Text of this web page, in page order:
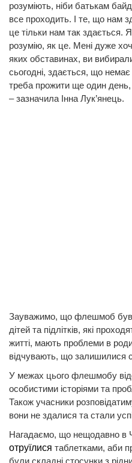
розуміють, ніби батькам
все проходить. І те, що нам
це тільки нам так здається.
розумію, як це. Мені дуже
яких обставинах, ви
сьогодні, здається, що немає
треба прожити ще один
– зазначила Інна Лук’янець.
Зауважимо, що флешмоб був
дітей та підлітків, які
житті, мають проблеми в
відчувають, що залишилися
У межах цього флешмобу
особистими історіями та
Також учасники
вони не здалися та стали
Нагадаємо, що нещодавно в
отруїлися таблетками, аби